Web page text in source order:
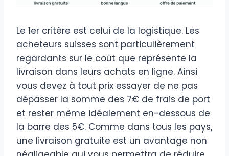
Le 1er critère est celui de la logistique. Les
acheteurs suisses sont particulièrement
regardants sur le coût que représente la
livraison dans leurs achats en ligne. Ainsi
vous devez à tout prix essayer de ne pas
dépasser la somme des 7€ de frais de port
et rester même idéalement en-dessous de
la barre des 5€. Comme dans tous les pays,
une livraison gratuite est un avantage non